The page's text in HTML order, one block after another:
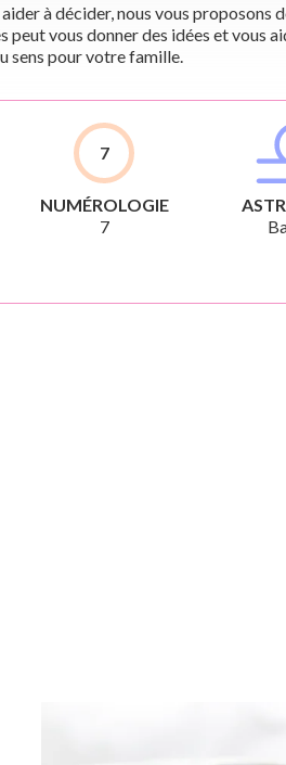
à décider, nous vous
vous donner des idées et vous
sens pour votre famille.
7
NUMÉROLOGIE
7